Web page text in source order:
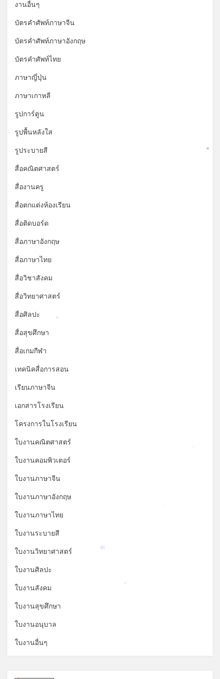
งานอื่นๆ
บัตรคำศัพท์ภาษาจีน
บัตรคำศัพท์ภาษาอังกฤษ
บัตรคำศัพท์ไทย
ภาษาญี่ปุ่น
ภาษาเกาหลี
รูปการ์ตูน
รูปพื้นหลังใส
รูประบายสี
สื่อคณิตศาสตร์
สื่องานครู
สื่อตกแต่งห้องเรียน
สื่อติดบอร์ด
สื่อภาษาอังกฤษ
สื่อภาษาไทย
สื่อวิชาสังคม
สื่อวิทยาศาสตร์
สื่อศิลปะ
สื่อสุขศึกษา
สื่อเกมกีฬา
เทคนิคสื่อการสอน
เรียนภาษาจีน
เอกสารโรงเรียน
โครงการในโรงเรียน
ใบงานคณิตศาสตร์
ใบงานคอมพิวเตอร์
ใบงานภาษาจีน
ใบงานภาษาอังกฤษ
ใบงานภาษาไทย
ใบงานระบายสี
ใบงานวิทยาศาสตร์
ใบงานศิลปะ
ใบงานสังคม
ใบงานสุขศึกษา
ใบงานอนุบาล
ใบงานอื่นๆ
*